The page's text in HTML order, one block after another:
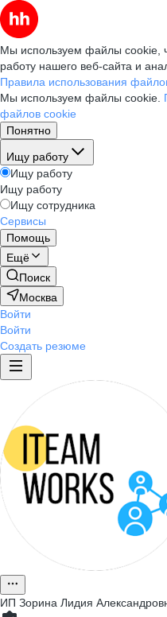
Мы используем файлы cookie,
работу нашего веб-сайта и
Правила использования
Мы используем файлы cookie.
файлов cookie
Понятно
Ищу работу
Ищу работу
Ищу работу
Ищу сотрудника
Сервисы
Помощь
Ещё
Поиск
Москва
Войти
Войти
Создать резюме
ИП Зорина Лидия